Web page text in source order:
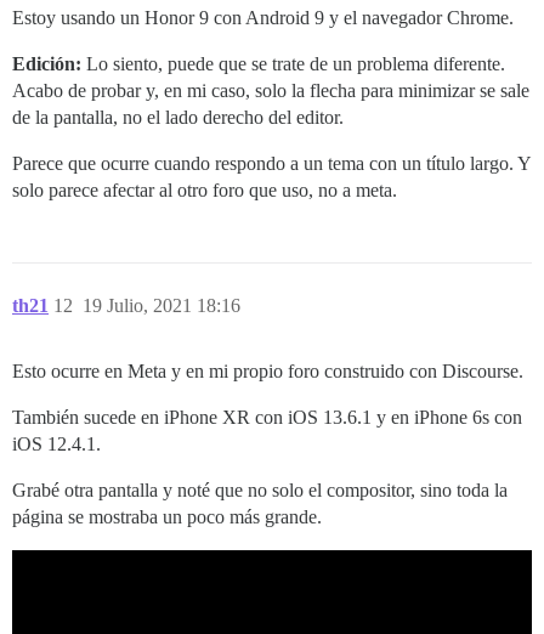
Estoy usando un Honor 9 con Android 9 y el navegador Chrome.
Edición: Lo siento, puede que se trate de un problema diferente.
Acabo de probar y, en mi caso, solo la flecha para minimizar se sale
de la pantalla, no el lado derecho del editor.
Parece que ocurre cuando respondo a un tema con un título largo. Y
solo parece afectar al otro foro que uso, no a meta.
th21 19 Julio, 2021 18:16
12
Esto ocurre en Meta y en mi propio foro construido con Discourse.
También sucede en iPhone XR con iOS 13.6.1 y en iPhone 6s con
iOS 12.4.1.
Grabé otra pantalla y noté que no solo el compositor, sino toda la
página se mostraba un poco más grande.